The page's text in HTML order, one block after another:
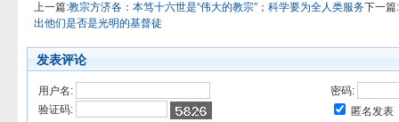
上一篇:教宗方济各：本笃十六世是“伟大的教宗”；科学要为全人类服务下一篇:
出他们是否是光明的基督徒
发表评论
用户名:
密码:
验证码:
匿名发表